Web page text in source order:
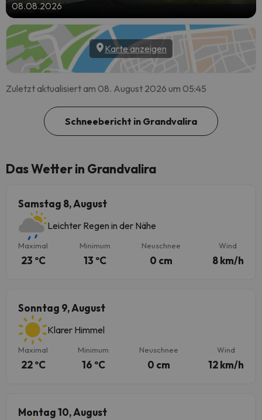
08.08.2026
Karte anzeigen
Zuletzt aktualisiert am 08. August 2026 um 05:45
Schneebericht in Grandvalira
Das Wetter in Grandvalira
Samstag 8, August
Leichter Regen in der Nähe
Maximal
23 ºC
Minimum
13 ºC
Neuschnee
0 cm
Wind
8 km/h
Sonntag 9, August
Klarer Himmel
Maximal
22 ºC
Minimum
16 ºC
Neuschnee
0 cm
Wind
12 km/h
Montag 10, August